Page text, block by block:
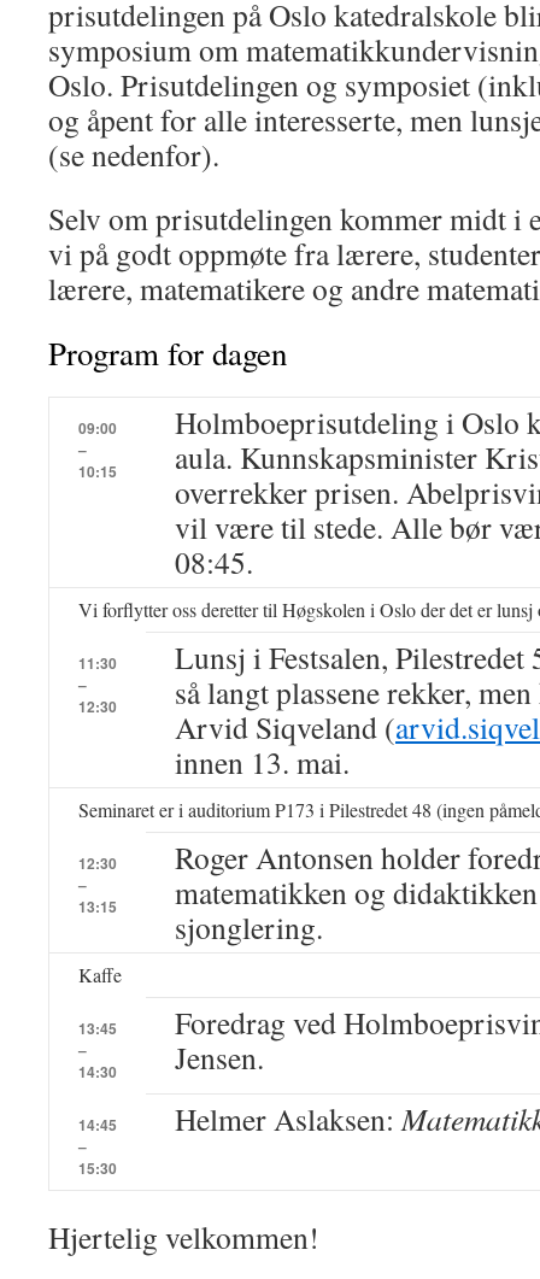
prisutdelingen på Oslo katedralskole
symposium om
Oslo. Prisutdelingen og symposiet
og åpent for alle interesserte, men
(se nedenfor).
Selv om prisutdelingen kommer midt i
vi på godt oppmøte fra lærere,
lærere, matematikere og andre
Program for dagen
09:00
–
10:15
Holmboeprisutdeling i Oslo
aula. Kunnskapsminister
overrekker prisen.
vil være til stede. Alle bør
08:45.
Vi forflytter oss deretter til Høgskolen i Oslo der det er lunsj
11:30
–
12:30
Lunsj i Festsalen,
så langt plassene rekker,
Arvid Siqveland (
innen 13. mai.
Seminaret er i auditorium P173 i Pilestredet 48 (ingen
12:30
–
13:15
Roger Antonsen holder
matematikken og
sjonglering.
Kaffe
13:45
–
14:30
Foredrag ved
Jensen.
14:45
–
15:30
Helmer Aslaksen:
Hjertelig velkommen!